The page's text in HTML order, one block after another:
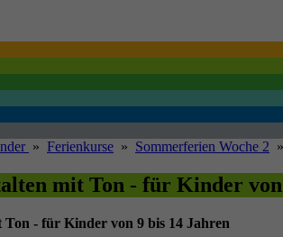
» Ferienkurse » Sommerferien Woche 2 »
mit Ton - für Kinder
Ton - für Kinder von 9 bis 14 Jahren